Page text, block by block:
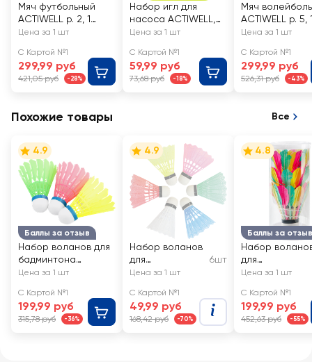
Мяч футбольный
ACTIWELL р. 2, 1
слой, Арт.
Цена за 1 шт
С Картой №1
299,99 руб
421,05 руб -28%
Набор игл для
насоса ACTIWELL,
Арт. GVSP1801, 5шт
Цена за 1 шт
С Картой №1
59,99 руб
73,68 руб -18%
Мяч
ACTIWELL р. 5,
слой, Арт.
Цена за 1 шт
С Картой №1
299,99 руб
526,31 руб -43%
Похожие товары Все
Баллы за отзыв
4.9
Набор воланов для
бадминтона
ACTIWELL нейлон
Арт. MUGFSP05-1,
3шт
Цена за 1 шт
С Картой №1
199,99 руб
315,78 руб -36%
4.9
Набор воланов
для
бадминтона, в
Арт. GFSP04-S
6шт
Цена за 1 шт
С Картой №1
49,99 руб
168,42 руб -70%
Баллы за отзыв
4.8
Набор
для
бадминтона,
разноцветные,
Арт. GFSP05-1
Цена за 1 шт
С Картой №1
199,99 руб
452,63 руб -55%